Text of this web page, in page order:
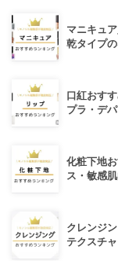
マニキュ
乾タイプ
口紅おす
プラ・デ
化粧下地
ス・敏感
クレンジ
テクスチ